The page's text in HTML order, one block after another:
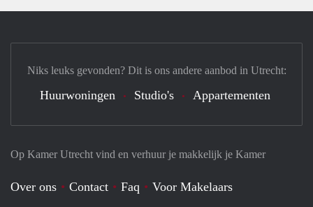
Op Kamer Utrecht vind en verhuur je makkelijk je Kamer
Over ons Contact Faq
Voor Makelaars
Niks leuks gevonden? Dit is ons andere aanbod in Utrecht:
Huurwoningen Studio's Appartementen